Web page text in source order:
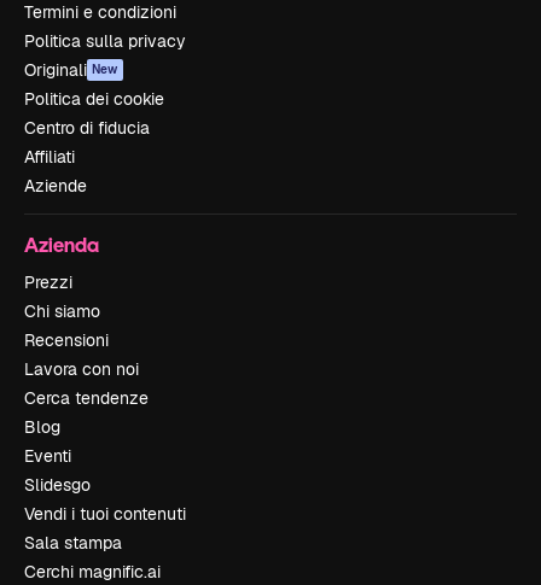
Termini e condizioni
Politica sulla privacy
Originali New
Politica dei cookie
Centro di fiducia
Affiliati
Aziende
Azienda
Prezzi
Chi siamo
Recensioni
Lavora con noi
Cerca tendenze
Blog
Eventi
Slidesgo
Vendi i tuoi contenuti
Sala stampa
Cerchi magnific.ai